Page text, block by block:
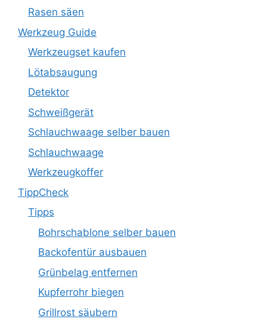
Rasen säen
Werkzeug Guide
Werkzeugset kaufen
Lötabsaugung
Detektor
Schweißgerät
Schlauchwaage selber bauen
Schlauchwaage
Werkzeugkoffer
TippCheck
Tipps
Bohrschablone selber bauen
Backofentür ausbauen
Grünbelag entfernen
Kupferrohr biegen
Grillrost säubern